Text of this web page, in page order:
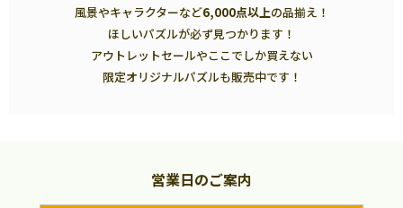
風景やキャラクターなど6,000点以上の品揃え！
ほしいパズルが必ず見つかります！
アウトレットセールやここでしか買えない
限定オリジナルパズルも販売中です！
営業日のご案内